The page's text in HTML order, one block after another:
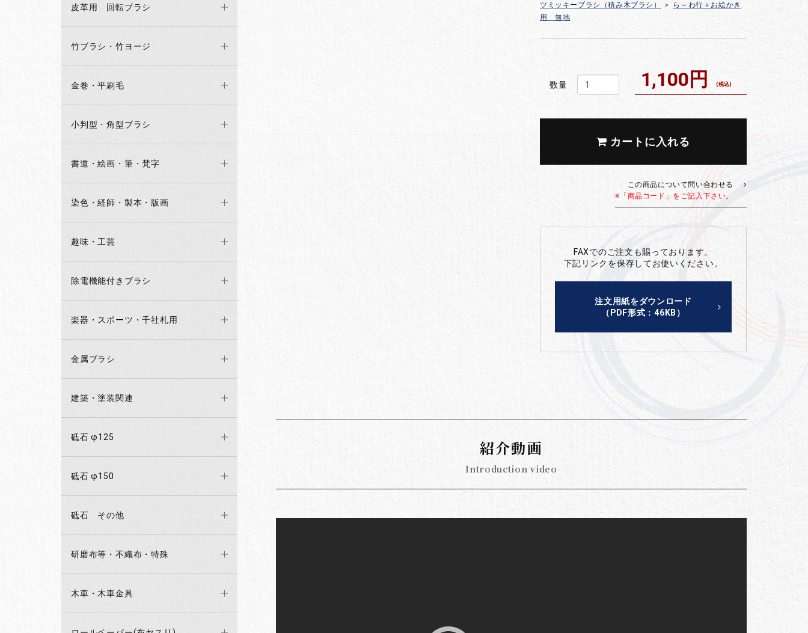
皮革用 回転ブラシ
竹ブラシ・竹ヨージ
金巻・平刷毛
小判型・角型ブラシ
書道・絵画・筆・梵字
染色・経師・製本・版画
趣味・工芸
除電機能付きブラシ
楽器・スポーツ・千社札用
金属ブラシ
建築・塗装関連
砥石 φ125
砥石 φ150
砥石 その他
研磨布等・不織布・特殊
木車・木車金具
ツミッキーブラシ（積み木ブラシ）
＞
ら～わ行＋お絵かき
用 無地
数量 1,100円 (税込)
カートに入れる
この商品について問い合わせる
※「商品コード」をご記入下さい。
FAXでのご注文も賜っております。
下記リンクを保存してお使いください。
注文用紙をダウンロード
（PDF形式：46KB）
紹介動画
Introduction video